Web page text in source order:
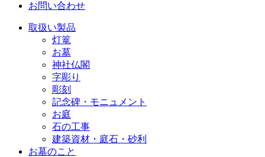
お問い合わせ
取扱い製品
灯篭
お墓
神社仏閣
字彫り
彫刻
記念碑・モニュメント
お庭
石の工事
建築資材・庭石・砂利
お墓のこと